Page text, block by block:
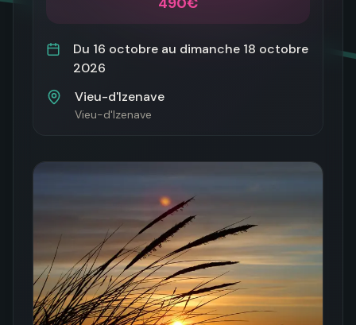
Du 16 octobre au dimanche 18 octobre
2026
Vieu-d'Izenave
Vieu-d'Izenave